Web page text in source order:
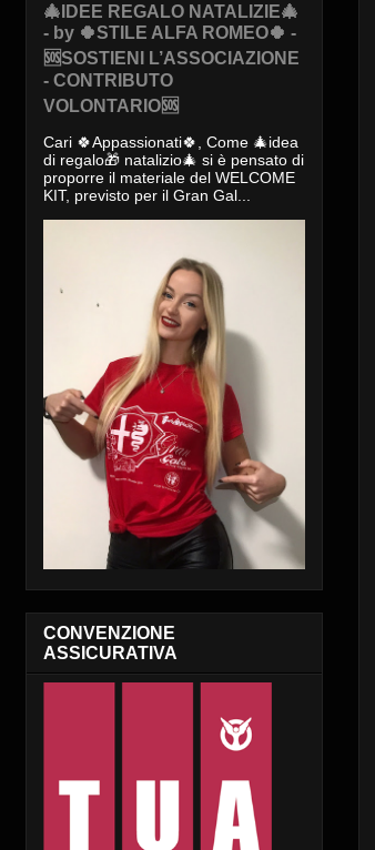
🎄IDEE REGALO NATALIZIE🎄
- by 🍀STILE ALFA ROMEO🍀 -
🆘SOSTIENI L’ASSOCIAZIONE
- CONTRIBUTO
VOLONTARIO🆘
Cari 🍀Appassionati🍀, Come 🎄idea
di regalo🎁 natalizio🎄 si è pensato di
proporre il materiale del WELCOME
KIT, previsto per il Gran Gal...
CONVENZIONE
ASSICURATIVA